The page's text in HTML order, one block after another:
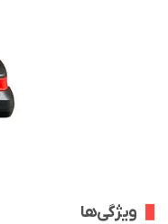
ویژگی‌ها